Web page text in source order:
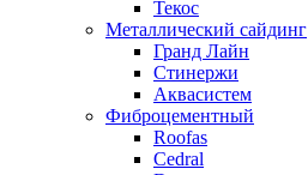
Текос
Металлический сайдинг
Гранд Лайн
Стинержи
Аквасистем
Фиброцементный
Roofas
Cedral